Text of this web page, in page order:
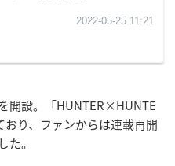
開設。「HUNTER×HUNTE
り、ファンからは連載再開
た。